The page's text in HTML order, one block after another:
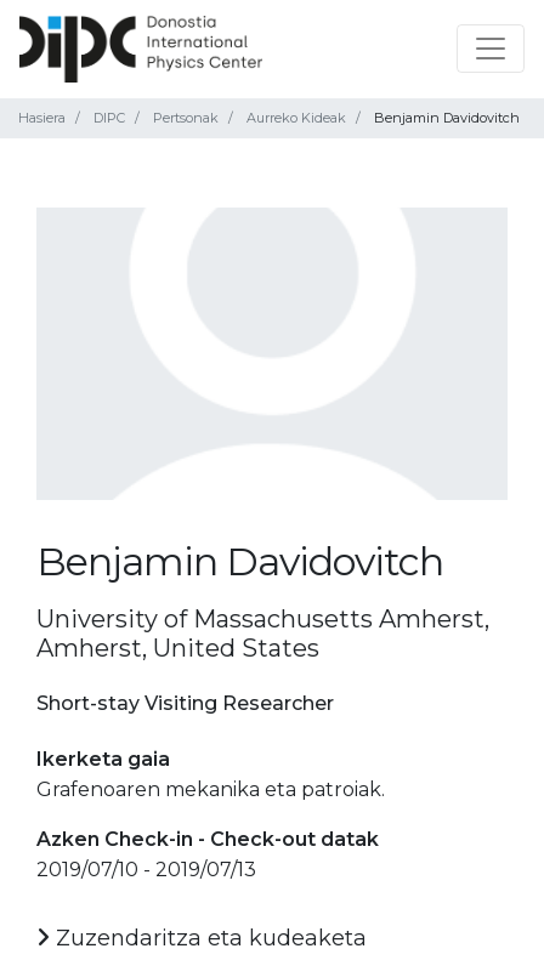
Hasiera DIPC Pertsonak Aurreko Kideak Benjamin Davidovitch
Benjamin Davidovitch
University of Massachusetts Amherst,
Amherst, United States
Short-stay Visiting Researcher
Ikerketa gaia
Grafenoaren mekanika eta patroiak.
Azken Check-in - Check-out datak
2019/07/10 - 2019/07/13
Zuzendaritza eta kudeaketa